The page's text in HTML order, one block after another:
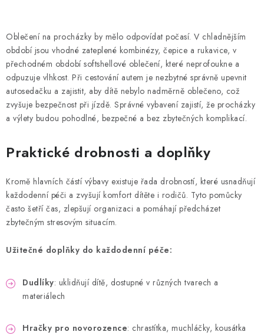
Oblečení na procházky by mělo odpovídat počasí. V chladnějším
období jsou vhodné zateplené kombinézy, čepice a rukavice, v
přechodném období softshellové oblečení, které neprofoukne a
odpuzuje vlhkost. Při cestování autem je nezbytné správně upevnit
autosedačku a zajistit, aby dítě nebylo nadměrně oblečeno, což
zvyšuje bezpečnost při jízdě. Správné vybavení zajistí, že procházky
a výlety budou pohodlné, bezpečné a bez zbytečných komplikací.
Praktické drobnosti a doplňky
Kromě hlavních částí výbavy existuje řada drobností, které usnadňují
každodenní péči a zvyšují komfort dítěte i rodičů. Tyto pomůcky
často šetří čas, zlepšují organizaci a pomáhají předcházet
zbytečným stresovým situacím.
Užitečné doplňky do každodenní péče:
Dudlíky: uklidňují dítě, dostupné v různých tvarech a
materiálech
Hračky pro novorozence: chrastítka, muchláčky, kousátka